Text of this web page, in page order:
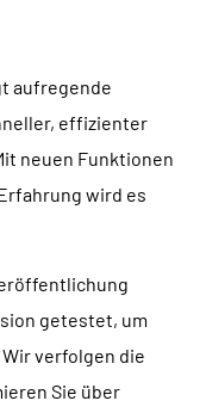
aufregende
effizienter
neuen Funktionen
wird es
getestet, um
verfolgen die
Sie über